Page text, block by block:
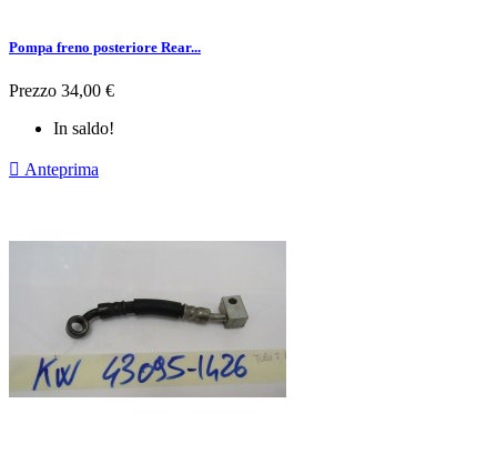
Pompa freno posteriore Rear...
Prezzo 34,00 €
In saldo!
 Anteprima